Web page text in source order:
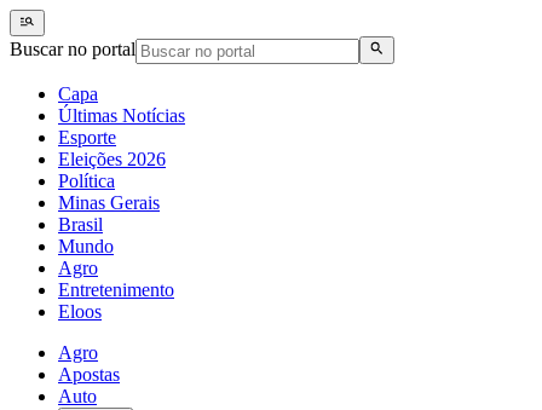
Buscar no portal
Capa
Últimas Notícias
Esporte
Eleições 2026
Política
Minas Gerais
Brasil
Mundo
Agro
Entretenimento
Eloos
Agro
Apostas
Auto